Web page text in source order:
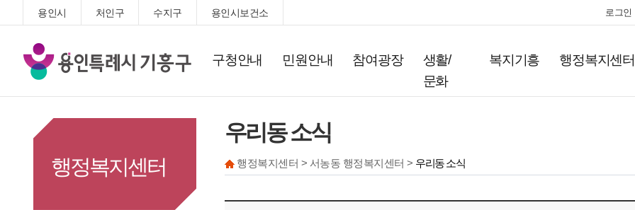
용인시 처인구 수지구 용인시보건소 로그인
기
흥
구청안내 민원안내 참여광장
생활/
문화
복지기흥 행정복지센터
행정복지센터
우리동 소식
행정복지센터 > 서농동 행정복지센터 > 우리동 소식